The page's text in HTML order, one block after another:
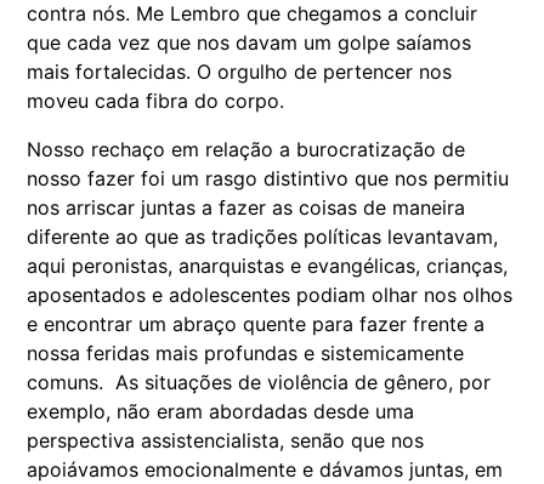
contra nós. Me Lembro que chegamos a concluir
que cada vez que nos davam um golpe saíamos
mais fortalecidas. O orgulho de pertencer nos
moveu cada fibra do corpo.
Nosso rechaço em relação a burocratização de
nosso fazer foi um rasgo distintivo que nos permitiu
nos arriscar juntas a fazer as coisas de maneira
diferente ao que as tradições políticas levantavam,
aqui peronistas, anarquistas e evangélicas, crianças,
aposentados e adolescentes podiam olhar nos olhos
e encontrar um abraço quente para fazer frente a
nossa feridas mais profundas e sistemicamente
comuns. As situações de violência de gênero, por
exemplo, não eram abordadas desde uma
perspectiva assistencialista, senão que nos
apoiávamos emocionalmente e dávamos juntas, em